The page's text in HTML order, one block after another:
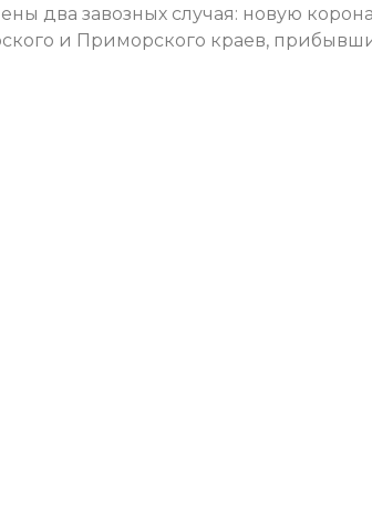
два завозных случая: новую
и Приморского краев,